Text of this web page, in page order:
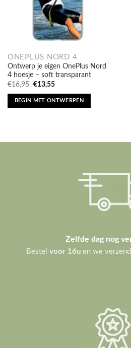
ONEPLUS NORD 4
Ontwerp je eigen OnePlus Nord
4 hoesje – soft transparant
€16,95 Oorspronkelijke
was:
€16,95.
€13,55Huidige
is:
€13,55.
BEGIN MET ONTWERPEN
Zelfde dag nog
Bestel voor 16u en we